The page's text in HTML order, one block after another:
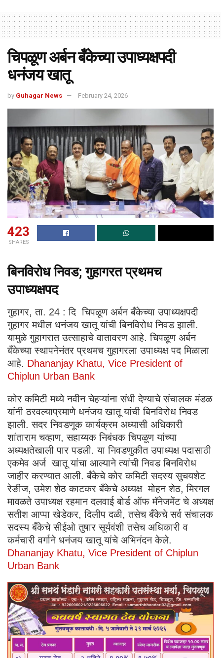
चिपळूण अर्बन बँकेच्या उपाध्यक्षपदी
धनंजय खातू
by Guhagar News February 24, 2026
423
SHARES
बिनविरोध निवड; गुहागरत प्रथमच
उपाध्यक्षपद
गुहागर, ता. 24 : दि चिपळूण अर्बन बँकेच्या उपाध्यक्षपदी
गुहागर मधील धनंजय खातू यांची बिनविरोध निवड झाली.
यामुळे गुहागरात उत्साहाचे वातावरण आहे. चिपळूण अर्बन
बँकेच्या स्थापनेनंतर प्रथमच गुहागरला उपाध्यक्ष पद मिळाला
आहे. Dhananjay Khatu, Vice President of
Chiplun Urban Bank
कोर कमिटी मध्ये नवीन चेहऱ्यांना संधी देण्याचे संचालक मंडळ
यांनी ठरवल्याप्रमाणे धनंजय खातू यांची बिनविरोध निवड
झाली. सदर निवडणूक कार्यक्रम अध्यासी अधिकारी
शांताराम चव्हाण, सहाय्यक निबंधक चिपळूण यांच्या
अध्यक्षतेखाली पार पडली. या निवडणुकीत उपाध्यक्ष पदासाठी
एकमेव अर्ज खातू यांचा आल्याने त्यांची निवड बिनविरोध
जाहीर करण्यात आली. बँकेचे कोर कमिटी सदस्य सुचयशेट
रेङीज, उमेश शेठ काटकर बँकेचे अध्यक्ष मोहन शेठ, मिरगल
मावळते उपाध्यक्ष रहमान दलवाई बोर्ड ऑफ मॅनेजमेंट चे अध्यक्ष
सतीश आप्पा खेडेकर, दिलीप दळी, तसेच बँकेचे सर्व संचालक
सदस्य बँकेचे सीईओ तुषार सूर्यवंशी तसेच अधिकारी व
कर्मचारी वर्गाने धनंजय खातू यांचे अभिनंदन केले.
Dhananjay Khatu, Vice President of Chiplun
Urban Bank